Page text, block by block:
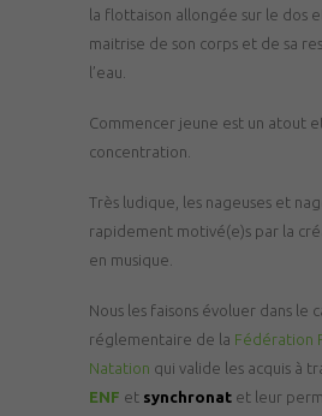
la flottaison allongée sur le dos
maitrise de son corps et de sa
l’eau.
Commencer jeune est un atout
concentration.
Très ludique, les nageuses et
rapidement motivé(e)s par la
en musique.
Nous les faisons évoluer dans le
réglementaire de la Fédération
Natation qui valide les acquis à
ENF et synchronat et leur